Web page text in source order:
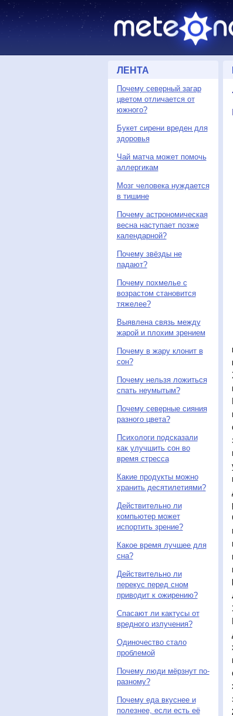
ЛЕНТА
Почему северный загар
цветом отличается от
южного?
Букет сирени вреден для
здоровья
Чай матча может помочь
аллергикам
Мозг человека нуждается
в тишине
Почему астрономическая
весна наступает позже
календарной?
Почему звёзды не
падают?
Почему похмелье с
возрастом становится
тяжелее?
Выявлена связь между
жарой и плохим зрением
Почему в жару клонит в
сон?
Почему нельзя ложиться
спать неумытым?
Почему северные сияния
разного цвета?
Психологи подсказали
как улучшить сон во
время стресса
Какие продукты можно
хранить десятилетиями?
Действительно ли
компьютер может
испортить зрение?
Какое время лучшее для
сна?
Действительно ли
перекус перед сном
приводит к ожирению?
Спасают ли кактусы от
вредного излучения?
Одиночество стало
проблемой
Почему люди мёрзнут по-
разному?
Почему еда вкуснее и
полезнее, если есть её